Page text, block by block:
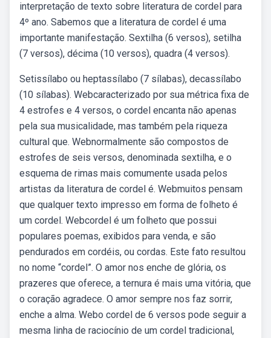
interpretação de texto sobre literatura de cordel para
4º ano. Sabemos que a literatura de cordel é uma
importante manifestação. Sextilha (6 versos), setilha
(7 versos), décima (10 versos), quadra (4 versos).
Setissílabo ou heptassílabo (7 sílabas), decassílabo
(10 sílabas). Webcaracterizado por sua métrica fixa de
4 estrofes e 4 versos, o cordel encanta não apenas
pela sua musicalidade, mas também pela riqueza
cultural que. Webnormalmente são compostos de
estrofes de seis versos, denominada sextilha, e o
esquema de rimas mais comumente usada pelos
artistas da literatura de cordel é. Webmuitos pensam
que qualquer texto impresso em forma de folheto é
um cordel. Webcordel é um folheto que possui
populares poemas, exibidos para venda, e são
pendurados em cordéis, ou cordas. Este fato resultou
no nome “cordel”. O amor nos enche de glória, os
prazeres que oferece, a ternura é mais uma vitória, que
o coração agradece. O amor sempre nos faz sorrir,
enche a alma. Webo cordel de 6 versos pode seguir a
mesma linha de raciocínio de um cordel tradicional,